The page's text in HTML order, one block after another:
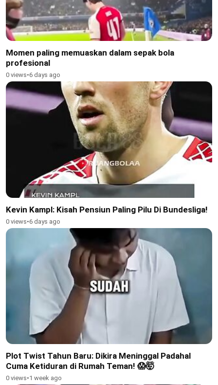
Momen paling memuaskan dalam sepak bola
profesional
0 views•6 days ago
Kevin Kampl: Kisah Pensiun Paling Pilu Di Bundesliga!
0 views•6 days ago
Plot Twist Tahun Baru: Dikira Meninggal Padahal
Cuma Ketiduran di Rumah Teman! 😱🤯
0 views•1 week ago